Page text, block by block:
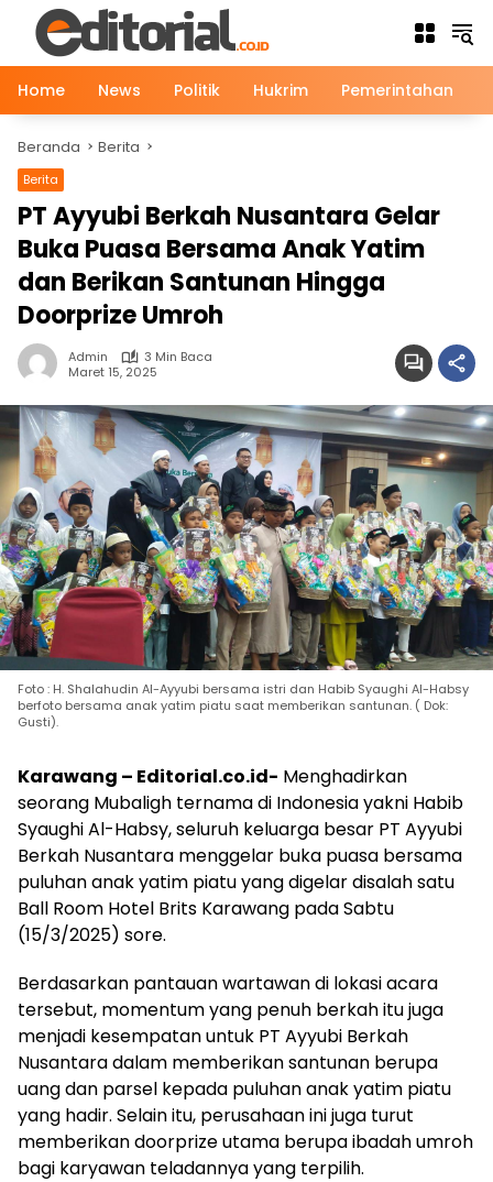
Langsung
konten
Home
News Politik Hukrim Pemerintahan
Beranda Berita
Berita
PT Ayyubi Berkah Nusantara Gelar
Buka Puasa Bersama Anak Yatim
dan Berikan Santunan Hingga
Doorprize Umroh
Admin
3 Min Baca
Maret 15, 2025
Foto : H. Shalahudin Al-Ayyubi bersama istri dan Habib Syaughi Al-Habsy
berfoto bersama anak yatim piatu saat memberikan santunan. ( Dok:
Gusti).
Karawang – Editorial.co.id- Menghadirkan
seorang Mubaligh ternama di Indonesia yakni Habib
Syaughi Al-Habsy, seluruh keluarga besar PT Ayyubi
Berkah Nusantara menggelar buka puasa bersama
puluhan anak yatim piatu yang digelar disalah satu
Ball Room Hotel Brits Karawang pada Sabtu
(15/3/2025) sore.
Berdasarkan pantauan wartawan di lokasi acara
tersebut, momentum yang penuh berkah itu juga
menjadi kesempatan untuk PT Ayyubi Berkah
Nusantara dalam memberikan santunan berupa
uang dan parsel kepada puluhan anak yatim piatu
yang hadir. Selain itu, perusahaan ini juga turut
memberikan doorprize utama berupa ibadah umroh
bagi karyawan teladannya yang terpilih.